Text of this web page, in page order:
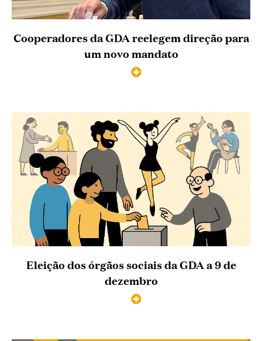
Cooperadores da GDA reelegem direção para
um novo mandato
Eleição dos órgãos sociais da GDA a 9 de
dezembro